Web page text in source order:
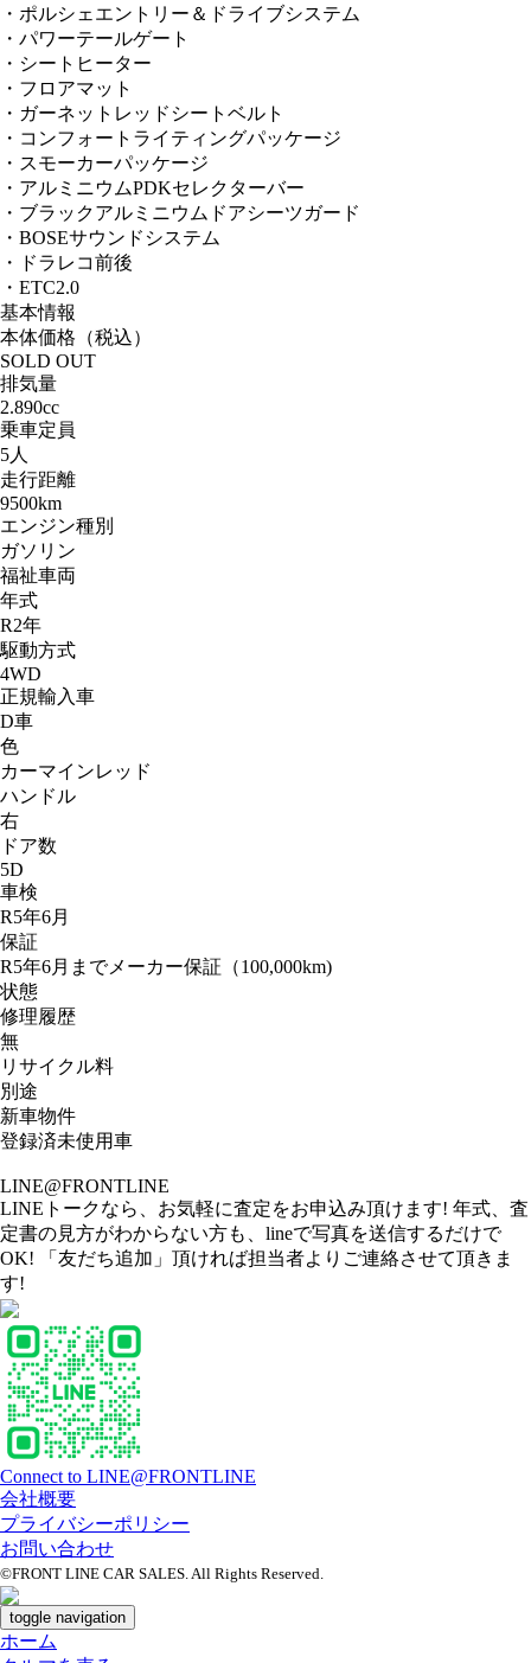
・ポルシェエントリー＆ドライブシステム
・パワーテールゲート
・シートヒーター
・フロアマット
・ガーネットレッドシートベルト
・コンフォートライティングパッケージ
・スモーカーパッケージ
・アルミニウムPDKセレクターバー
・ブラックアルミニウムドアシーツガード
・BOSEサウンドシステム
・ドラレコ前後
・ETC2.0
基本情報
本体価格（税込）
SOLD OUT
排気量
2.890cc
乗車定員
5人
走行距離
9500km
エンジン種別
ガソリン
福祉車両
年式
R2年
駆動方式
4WD
正規輸入車
D車
色
カーマインレッド
ハンドル
右
ドア数
5D
車検
R5年6月
保証
R5年6月までメーカー保証（100,000km)
状態
修理履歴
無
リサイクル料
別途
新車物件
登録済未使用車
LINE@FRONTLINE
LINEトークなら、お気軽に査定をお申込み頂けます! 年式、査
定書の見方がわからない方も、lineで写真を送信するだけで
OK! 「友だち追加」頂ければ担当者よりご連絡させて頂きま
す!
Connect to LINE@FRONTLINE
会社概要
プライバシーポリシー
お問い合わせ
©FRONT LINE CAR SALES. All Rights Reserved.
toggle navigation
ホーム